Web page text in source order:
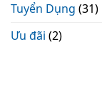
Tuyển Dụng (31)
Ưu đãi (2)